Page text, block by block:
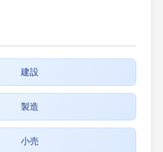
建設
製造
小売